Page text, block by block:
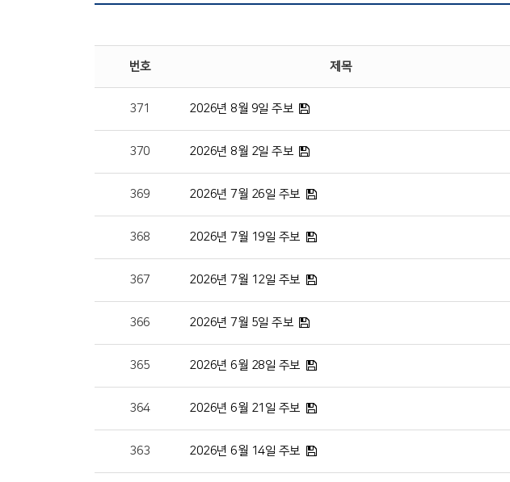
번호 제목
371 2026년 8월 9일 주보
370 2026년 8월 2일 주보
369 2026년 7월 26일 주보
368 2026년 7월 19일 주보
367 2026년 7월 12일 주보
366 2026년 7월 5일 주보
365 2026년 6월 28일 주보
364 2026년 6월 21일 주보
363 2026년 6월 14일 주보